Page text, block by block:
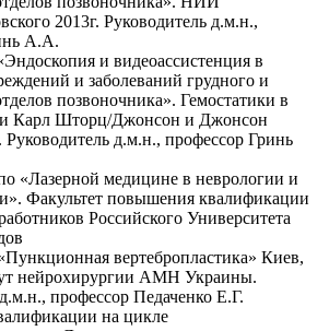
2013г. Руководитель д.м.н.,
А.А.
и видеоассистенция в
и заболеваний грудного и
позвоночника». Гемостатики в
Карл Шторц/Джонсон и Джонсон
Руководитель д.м.н., профессор Гринь
«Лазерной медицине в неврологии и
Факультет повышения квалификации
Российского Университета
вертебропластика» Киев,
нейрохирургии АМН Украины.
профессор Педаченко Е.Г.
на цикле